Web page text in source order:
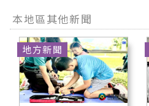
本地區其他新聞
地方新聞